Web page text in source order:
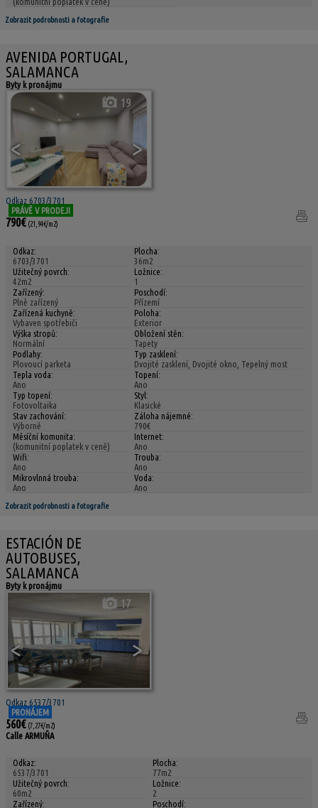
Zobrazit podrobnosti a fotografie
AVENIDA PORTUGAL,
SALAMANCA
Byty k pronájmu
< >
19
Odkaz 6703/3701
PRÁVĚ V PRODEJI
790€ (21,94€/m2)
Odkaz:
6703/3701
Plocha:
36m2
Užitečný povrch:
42m2
Ložnice:
1
Zařízený:
Plně zařízený
Poschodí:
Přízemí
Zařízená kuchyně:
Vybaven spotřebiči
Poloha:
Exterior
Výška stropů:
Normální
Obložení stěn:
Tapety
Podlahy:
Plovoucí parketa
Typ zasklení:
Dvojité zasklení, Dvojité okno, Tepelný most
Tepla voda:
Ano
Topení:
Ano
Typ topení:
Fotovoltaika
Styl:
Klasické
Stav zachování:
Výborně
Záloha nájemné:
790€
Měsíční komunita:
(komunitní poplatek v ceně)
Internet:
Ano
Wifi:
Ano
Trouba:
Ano
Mikrovlnná trouba:
Ano
Voda:
Ano
Zobrazit podrobnosti a fotografie
ESTACIÓN DE
AUTOBUSES,
SALAMANCA
Byty k pronájmu
< >
17
Odkaz 6537/3701
PRONÁJEM
560€ (7,27€/m2)
Calle ARMUÑA
Odkaz:
6537/3701
Plocha:
77m2
Užitečný povrch:
60m2
Ložnice:
2
Zařízený:
Poschodí: